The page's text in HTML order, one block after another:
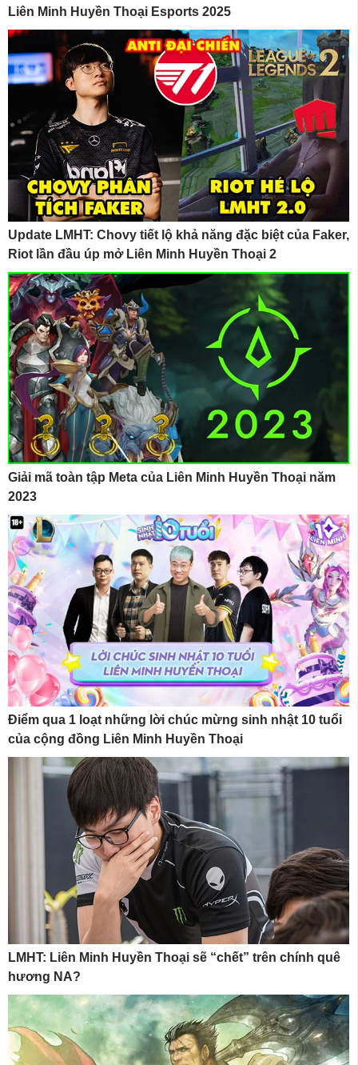
Liên Minh Huyền Thoại Esports 2025
Update LMHT: Chovy tiết lộ khả năng đặc biệt của Faker,
Riot lần đầu úp mở Liên Minh Huyền Thoại 2
Giải mã toàn tập Meta của Liên Minh Huyền Thoại năm
2023
Điểm qua 1 loạt những lời chúc mừng sinh nhật 10 tuổi
của cộng đồng Liên Minh Huyền Thoại
LMHT: Liên Minh Huyền Thoại sẽ “chết” trên chính quê
hương NA?